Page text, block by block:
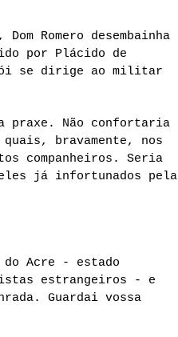
Romero desembainha
por Plácido de
se dirige ao militar
praxe. Não confortaria
quais, bravamente, nos
companheiros. Seria
já infortunados pela
do Acre - estado
estrangeiros - e
Guardai vossa